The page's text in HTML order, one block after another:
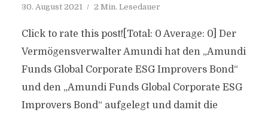
30. August 2021 2 Min. Lesedauer
Click to rate this post![Total: 0 Average: 0] Der
Vermögensverwalter Amundi hat den „Amundi
Funds Global Corporate ESG Improvers Bond“
und den „Amundi Funds Global Corporate ESG
Improvers Bond“ aufgelegt und damit die